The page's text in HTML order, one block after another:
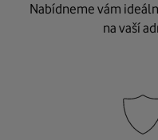
Nabídneme vám
na vaší